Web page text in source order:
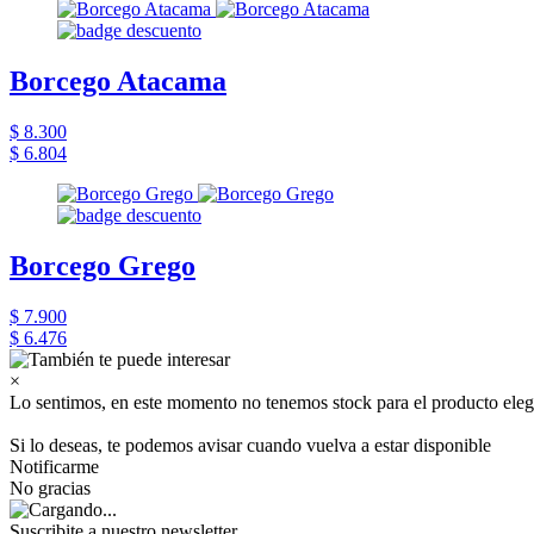
Borcego Atacama
$ 8.300
$ 6.804
Borcego Grego
$ 7.900
$ 6.476
×
Lo sentimos, en este momento no tenemos stock para el producto
Si lo deseas, te podemos avisar cuando vuelva a estar disponible
Notificarme
No gracias